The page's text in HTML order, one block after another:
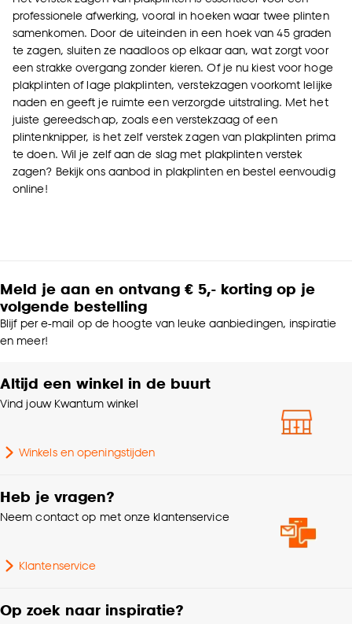
professionele afwerking, vooral in hoeken waar twee plinten
samenkomen. Door de uiteinden in een hoek van 45 graden
te zagen, sluiten ze naadloos op elkaar aan, wat zorgt voor
een strakke overgang zonder kieren. Of je nu kiest voor hoge
plakplinten of lage plakplinten, verstekzagen voorkomt lelijke
naden en geeft je ruimte een verzorgde uitstraling. Met het
juiste gereedschap, zoals een verstekzaag of een
plintenknipper, is het zelf verstek zagen van plakplinten prima
te doen. Wil je zelf aan de slag met plakplinten verstek
zagen? Bekijk ons aanbod in plakplinten en bestel eenvoudig
online!
Meld je aan en ontvang € 5,- korting op je
volgende bestelling
Blijf per e-mail op de hoogte van leuke aanbiedingen, inspiratie
en meer!
Altijd een winkel in de buurt
Vind jouw Kwantum winkel
Winkels en openingstijden
Heb je vragen?
Neem contact op met onze klantenservice
Klantenservice
Op zoek naar inspiratie?